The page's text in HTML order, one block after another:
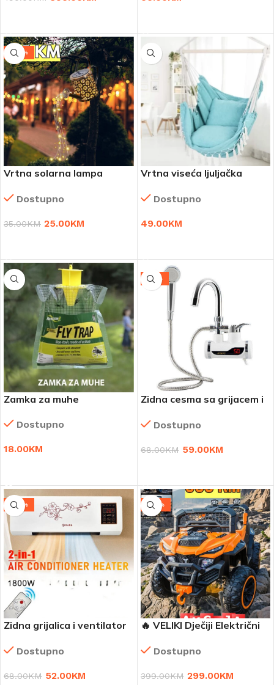
-29%
Vrtna solarna lampa
Dostupno
35.00KM 25.00KM
Vrtna viseća ljuljačka
Dostupno
49.00KM
Zamka za muhe
Dostupno
18.00KM
-13%
Zidna cesma sa grijacem i
Dostupno
68.00KM 59.00KM
-24%
Zidna grijalica i ventilator
Dostupno
68.00KM 52.00KM
-25%
🔥 VELIKI Dječiji Električni
upravljačem 🚗⚡
Dostupno
399.00KM 299.00KM